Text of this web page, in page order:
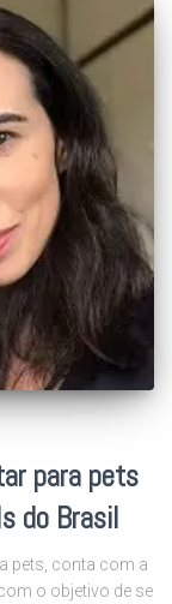
para pets
do Brasil
pets, conta com a
o objetivo de se